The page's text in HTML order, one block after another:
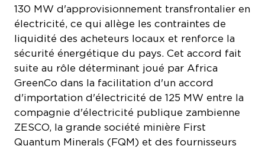
130 MW d'approvisionnement transfrontalier en
électricité, ce qui allège les contraintes de
liquidité des acheteurs locaux et renforce la
sécurité énergétique du pays. Cet accord fait
suite au rôle déterminant joué par Africa
GreenCo dans la facilitation d'un accord
d'importation d'électricité de 125 MW entre la
compagnie d'électricité publique zambienne
ZESCO, la grande société minière First
Quantum Minerals (FQM) et des fournisseurs